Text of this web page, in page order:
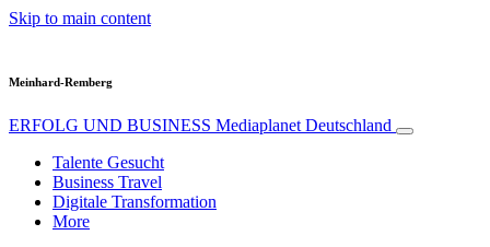
Skip to main content
Meinhard-Remberg
ERFOLG UND BUSINESS Mediaplanet Deutschland
Talente Gesucht
Business Travel
Digitale Transformation
More